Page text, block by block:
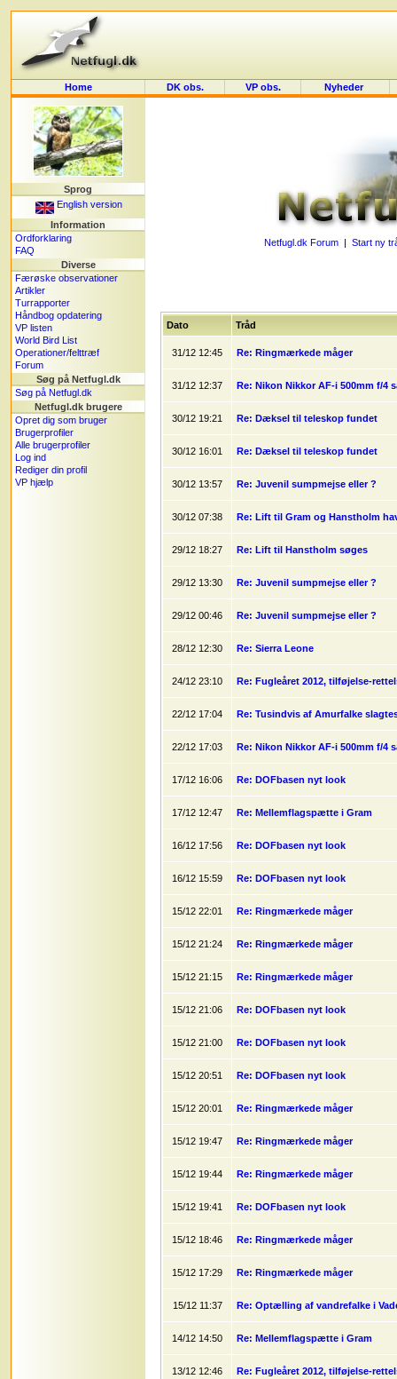
Home DK obs. VP obs. Nyheder
Sprog
English version
Information
Ordforklaring
FAQ
Diverse
Færøske observationer
Artikler
Turrapporter
Håndbog opdatering
VP listen
World Bird List
Operationer/felttræf
Forum
Søg på Netfugl.dk
Søg på Netfugl.dk
Netfugl.dk brugere
Opret dig som bruger
Brugerprofiler
Alle brugerprofiler
Log ind
Rediger din profil
VP hjælp
Netfugl.dk Forum | Start ny
Dato Tråd
31/12 12:45 Re: Ringmærkede måger
31/12 12:37 Re: Nikon Nikkor AF-i 500mm f/4
30/12 19:21 Re: Dæksel til teleskop fundet
30/12 16:01 Re: Dæksel til teleskop fundet
30/12 13:57 Re: Juvenil sumpmejse eller ?
30/12 07:38 Re: Lift til Gram og Hanstholm
29/12 18:27 Re: Lift til Hanstholm søges
29/12 13:30 Re: Juvenil sumpmejse eller ?
29/12 00:46 Re: Juvenil sumpmejse eller ?
28/12 12:30 Re: Sierra Leone
24/12 23:10 Re: Fugleåret 2012, tilføjelse-
22/12 17:04 Re: Tusindvis af Amurfalke
22/12 17:03 Re: Nikon Nikkor AF-i 500mm f/4
17/12 16:06 Re: DOFbasen nyt look
17/12 12:47 Re: Mellemflagspætte i Gram
16/12 17:56 Re: DOFbasen nyt look
16/12 15:59 Re: DOFbasen nyt look
15/12 22:01 Re: Ringmærkede måger
15/12 21:24 Re: Ringmærkede måger
15/12 21:15 Re: Ringmærkede måger
15/12 21:06 Re: DOFbasen nyt look
15/12 21:00 Re: DOFbasen nyt look
15/12 20:51 Re: DOFbasen nyt look
15/12 20:01 Re: Ringmærkede måger
15/12 19:47 Re: Ringmærkede måger
15/12 19:44 Re: Ringmærkede måger
15/12 19:41 Re: DOFbasen nyt look
15/12 18:46 Re: Ringmærkede måger
15/12 17:29 Re: Ringmærkede måger
15/12 11:37 Re: Optælling af vandrefalke i
14/12 14:50 Re: Mellemflagspætte i Gram
13/12 12:46 Re: Fugleåret 2012, tilføjelse-